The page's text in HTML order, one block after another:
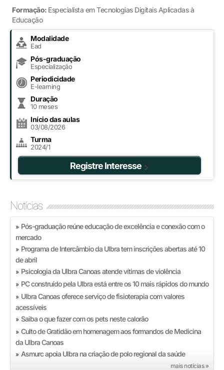
Formação: Especialista em Tecnologias Digitais Aplicadas à
Educação
Modalidade
Ead
Pós-graduação
Especialização
Periodicidade
E-learning
Duração
10 meses
Início das aulas
03/08/2026
Turma
2024/1
Registre Interesse
Notícias
» Pós-graduação reúne educação de excelência e conexão com o
mercado
» Programa de Intercâmbio da Ulbra tem inscrições abertas até 10
de abril
» Psicologia da Ulbra Canoas atende vítimas de violência
» PC construído pela Ulbra está entre os 10 mais rápidos do mundo
» Ulbra Canoas oferece serviço de fisioterapia com valores
acessíveis
» Saiba o que fazer com os pets neste calorão
» Culto de Gratidão em homenagem aos formandos de Medicina
da Ulbra Canoas
» Asmurc apoia Ulbra na criação de polo regional da saúde
mais notícias »